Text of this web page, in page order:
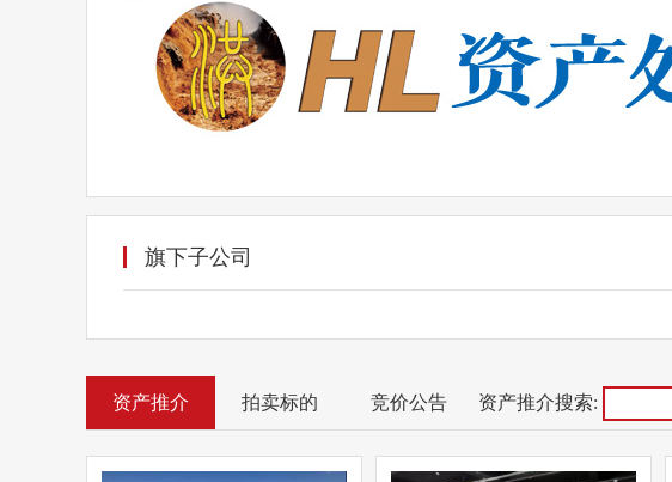
旗下子公司
资产推介 拍卖标的 竞价公告 资产推介搜索: